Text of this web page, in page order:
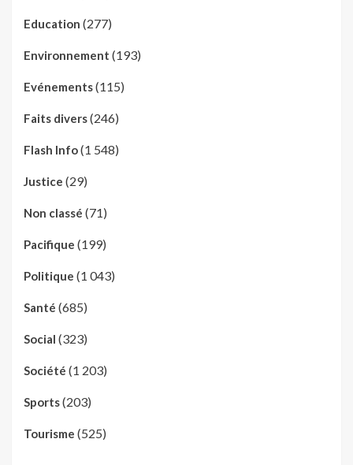
Education (277)
Environnement (193)
Evénements(115)
Faits divers(246)
Flash Info(1 548)
Justice (29)
Non classé (71)
Pacifique (199)
Politique (1 043)
Santé (685)
Social (323)
Société (1 203)
Sports(203)
Tourisme (525)